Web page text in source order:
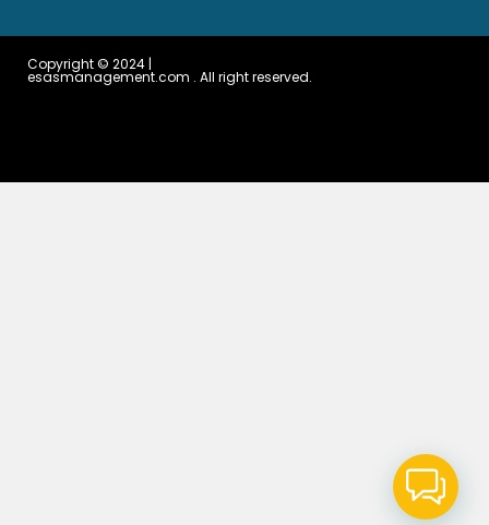
Copyright © 2024 |
esasmanagement.com . All right reserved.